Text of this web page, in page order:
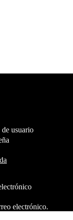
usuario
electrónico.